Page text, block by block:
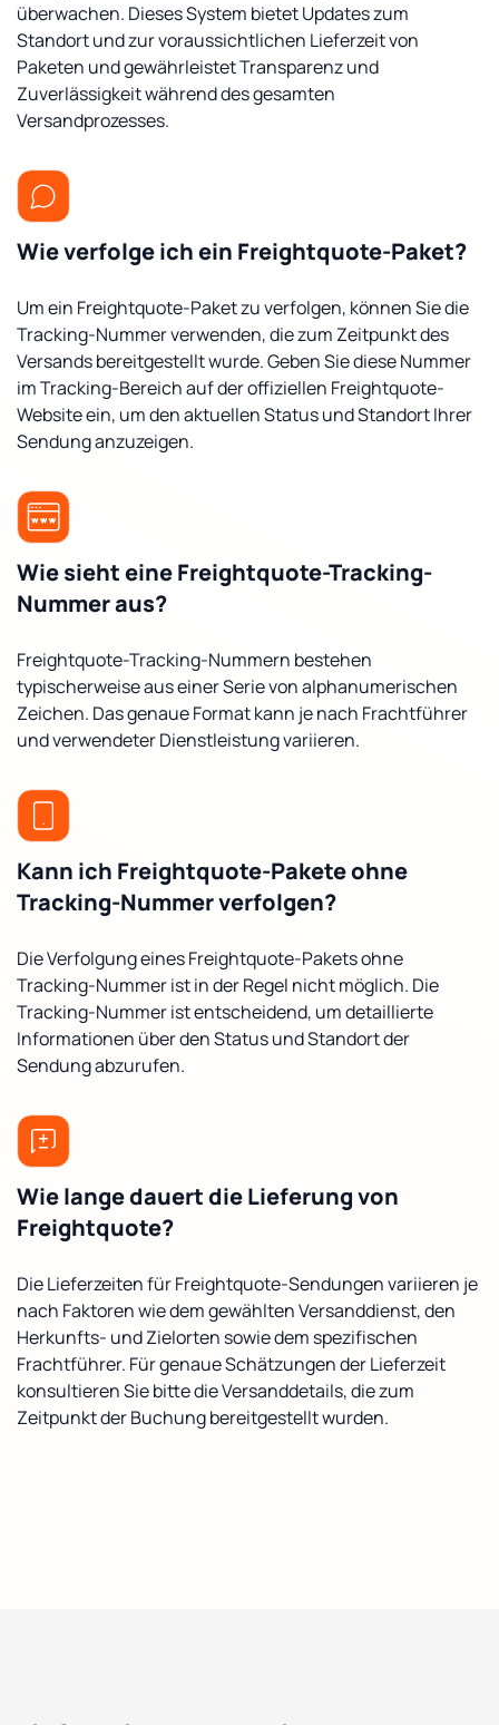
überwachen. Dieses System bietet Updates zum
Standort und zur voraussichtlichen Lieferzeit von
Paketen und gewährleistet Transparenz und
Zuverlässigkeit während des gesamten
Versandprozesses.
Wie verfolge ich ein Freightquote-Paket?
Um ein Freightquote-Paket zu verfolgen, können Sie die
Tracking-Nummer verwenden, die zum Zeitpunkt des
Versands bereitgestellt wurde. Geben Sie diese Nummer
im Tracking-Bereich auf der offiziellen Freightquote-
Website ein, um den aktuellen Status und Standort Ihrer
Sendung anzuzeigen.
Wie sieht eine Freightquote-Tracking-
Nummer aus?
Freightquote-Tracking-Nummern bestehen
typischerweise aus einer Serie von alphanumerischen
Zeichen. Das genaue Format kann je nach Frachtführer
und verwendeter Dienstleistung variieren.
Kann ich Freightquote-Pakete ohne
Tracking-Nummer verfolgen?
Die Verfolgung eines Freightquote-Pakets ohne
Tracking-Nummer ist in der Regel nicht möglich. Die
Tracking-Nummer ist entscheidend, um detaillierte
Informationen über den Status und Standort der
Sendung abzurufen.
Wie lange dauert die Lieferung von
Freightquote?
Die Lieferzeiten für Freightquote-Sendungen variieren je
nach Faktoren wie dem gewählten Versanddienst, den
Herkunfts- und Zielorten sowie dem spezifischen
Frachtführer. Für genaue Schätzungen der Lieferzeit
konsultieren Sie bitte die Versanddetails, die zum
Zeitpunkt der Buchung bereitgestellt wurden.